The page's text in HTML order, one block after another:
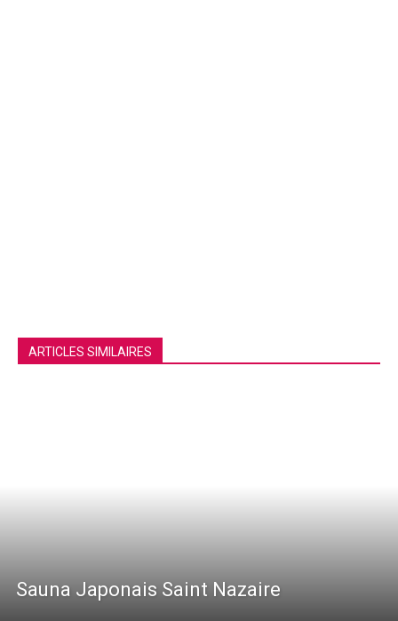
ARTICLES SIMILAIRES
Sauna Japonais Saint Nazaire